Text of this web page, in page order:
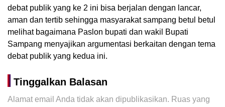
debat publik yang ke 2 ini bisa berjalan dengan lancar,
aman dan tertib sehingga masyarakat sampang betul betul
melihat bagaimana Paslon bupati dan wakil Bupati
Sampang menyajikan argumentasi berkaitan dengan tema
debat publik yang kedua ini.
Tinggalkan Balasan
Alamat email Anda tidak akan dipublikasikan. Ruas yang